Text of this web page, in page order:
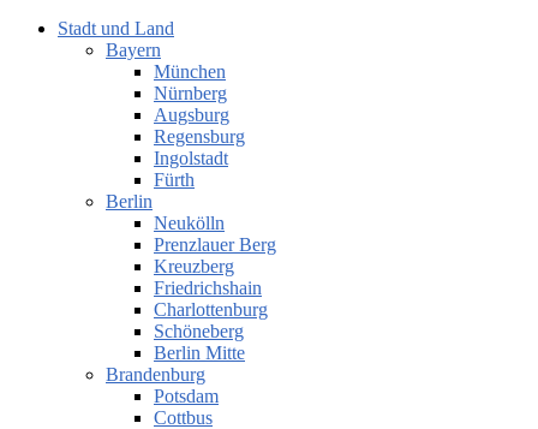
Stadt und Land
Bayern
München
Nürnberg
Augsburg
Regensburg
Ingolstadt
Fürth
Berlin
Neukölln
Prenzlauer Berg
Kreuzberg
Friedrichshain
Charlottenburg
Schöneberg
Berlin Mitte
Brandenburg
Potsdam
Cottbus